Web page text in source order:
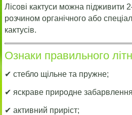
Лісові кактуси можна підживити
розчином органічного або
кактусів.
Ознаки правильного
✔ стебло щільне та пружне;
✔ яскраве природне
✔ активний приріст;